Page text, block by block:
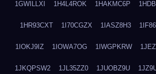
1GWILLXI 1H4L4ROK 1HAKMC6P
1HR93CXT 1I70CGZX 1IASZ8H3
1IOKJ9IZ 1IOWA7OG 1IWGPKRW
1JKQPSW2 1JL35ZZ0 1JUOBZ9U